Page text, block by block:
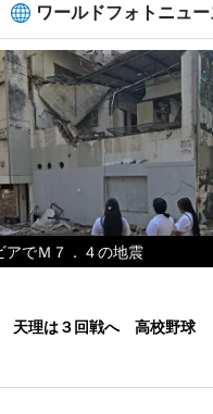
ワールドフォトニュー
アでＭ７．４の地震
天理は３回戦へ 高校野球